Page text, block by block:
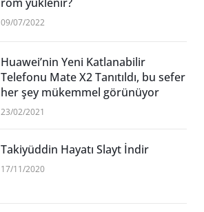
09/07/2022
Huawei’nin Yeni Katlanabilir
Telefonu Mate X2 Tanıtıldı, bu sefer
her şey mükemmel görünüyor
23/02/2021
Takiyüddin Hayatı Slayt İndir
17/11/2020